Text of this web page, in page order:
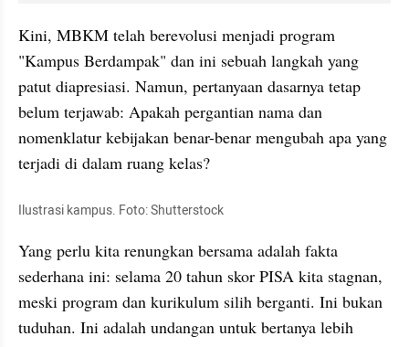
Kini, MBKM telah berevolusi menjadi program
"Kampus Berdampak" dan ini sebuah langkah yang
patut diapresiasi. Namun, pertanyaan dasarnya tetap
belum terjawab: Apakah pergantian nama dan
nomenklatur kebijakan benar-benar mengubah apa yang
terjadi di dalam ruang kelas?
Ilustrasi kampus. Foto: Shutterstock
Yang perlu kita renungkan bersama adalah fakta
sederhana ini: selama 20 tahun skor PISA kita stagnan,
meski program dan kurikulum silih berganti. Ini bukan
tuduhan. Ini adalah undangan untuk bertanya lebih